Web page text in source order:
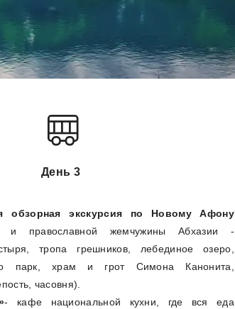
День 3
обзорная экскурсия по Новому Афону
и православной жемчужины Абхазии -
тропа грешников, лебединое озеро,
парк, храм и грот Симона Канонита,
часовня).
- кафе национальной кухни, где вся еда